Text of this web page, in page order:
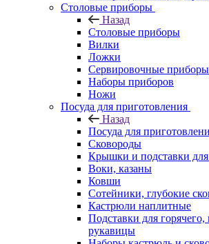
Столовые приборы
Назад
Столовые приборы
Вилки
Ложки
Сервировочные приборы
Наборы приборов
Ножи
Посуда для приготовления
Назад
Посуда для
Сковороды
Крышки и подставки
Воки, казаны
Ковши
Сотейники, глубокие
Кастрюли наплитные
Подставки для горячего,
рукавицы